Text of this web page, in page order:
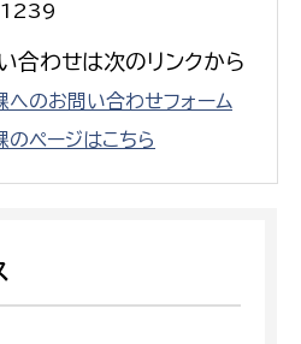
1239
合わせは次のリンクから
へのお問い合わせフォーム
のページはこちら